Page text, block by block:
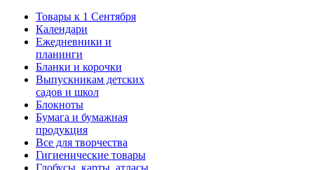
Товары к 1 Сентября
Календари
Ежедневники и
планинги
Бланки и корочки
Выпускникам детских
садов и школ
Блокноты
Бумага и бумажная
продукция
Все для творчества
Гигиенические товары
Глобусы, карты, атласы